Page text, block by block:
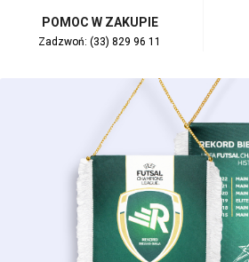
POMOC W ZAKUPIE
Zadzwoń: (33) 829 96 11